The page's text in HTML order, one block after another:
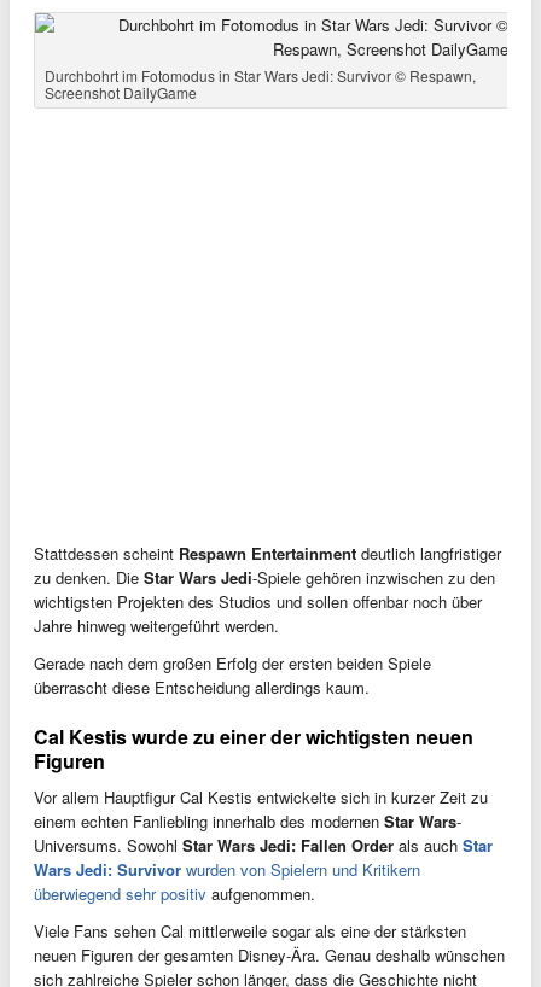
Durchbohrt im Fotomodus in Star Wars Jedi: Survivor © Respawn,
Screenshot DailyGame
Stattdessen scheint Respawn Entertainment deutlich langfristiger
zu denken. Die Star Wars Jedi-Spiele gehören inzwischen zu den
wichtigsten Projekten des Studios und sollen offenbar noch über
Jahre hinweg weitergeführt werden.
Gerade nach dem großen Erfolg der ersten beiden Spiele
überrascht diese Entscheidung allerdings kaum.
Cal Kestis wurde zu einer der wichtigsten neuen
Figuren
Vor allem Hauptfigur Cal Kestis entwickelte sich in kurzer Zeit zu
einem echten Fanliebling innerhalb des modernen Star Wars-
Universums. Sowohl Star Wars Jedi: Fallen Order als auch Star
Wars Jedi: Survivor wurden von Spielern und Kritikern
überwiegend sehr positiv aufgenommen.
Viele Fans sehen Cal mittlerweile sogar als eine der stärksten
neuen Figuren der gesamten Disney-Ära. Genau deshalb wünschen
sich zahlreiche Spieler schon länger, dass die Geschichte nicht